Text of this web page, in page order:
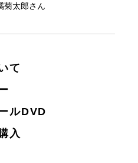
菊太郎さん
て
ルDVD
入